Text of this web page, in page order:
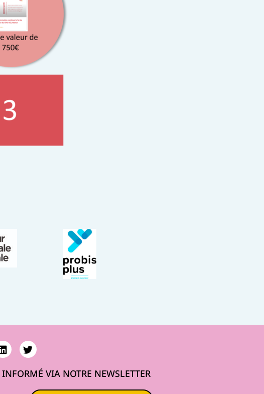
INFORMÉ VIA NOTRE NEWSLETTER